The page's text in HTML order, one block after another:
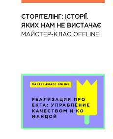
СТОРІТЕЛІНГ: ІСТОРІЇ,
ЯКИХ НАМ НЕ ВИСТАЧАЄ
МАЙСТЕР-КЛАС OFFLINE